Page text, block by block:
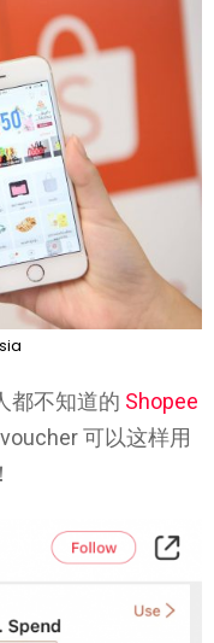
都不知道的 Shopee
可以这样用